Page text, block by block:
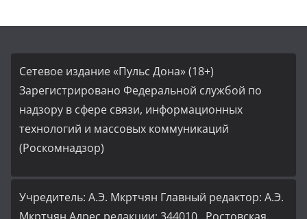
Сетевое издание «Пульс Дона» (18+)
Зарегистрировано Федеральной службой по
надзору в сфере связи, информационных
технологий и массовых коммуникаций
(Роскомнадзор)
Учредитель: А.Э. Мкртчян Главный редактор: А.Э.